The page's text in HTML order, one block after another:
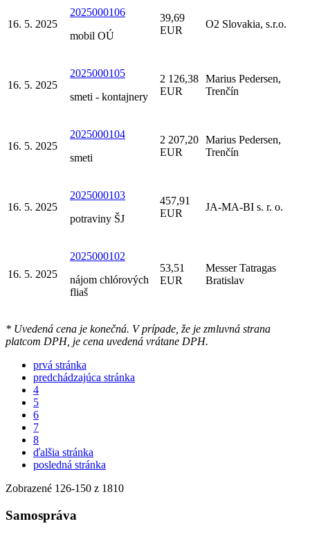
16. 5. 2025
2025000106
mobil OÚ
39,69
EUR
O2 Slovakia, s.r.o.
16. 5. 2025
2025000105
smeti - kontajnery
2 126,38
EUR
Marius Pedersen,
Trenčín
16. 5. 2025
2025000104
smeti
2 207,20
EUR
Marius Pedersen,
Trenčín
16. 5. 2025
2025000103
potraviny ŠJ
457,91
EUR
JA-MA-BI s. r. o.
16. 5. 2025
2025000102
nájom chlórových
fliaš
53,51
EUR
Messer Tatragas
Bratislav
* Uvedená cena je konečná. V prípade, že je zmluvná strana
platcom DPH, je cena uvedená vrátane DPH.
prvá stránka
predchádzajúca stránka
4
5
6
7
8
ďalšia stránka
posledná stránka
Zobrazené 126-150 z 1810
Samospráva